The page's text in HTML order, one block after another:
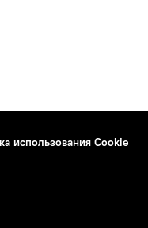
использования Cookie